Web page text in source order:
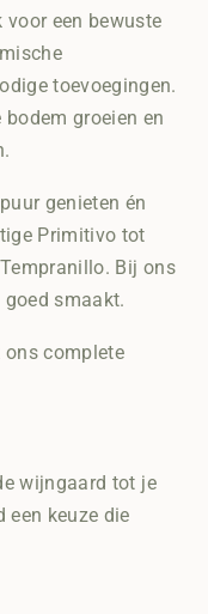
voor een bewuste
toevoegingen.
groeien en
genieten én
Primitivo tot
Bij ons
smaakt.
ons complete
wijngaard tot je
keuze die